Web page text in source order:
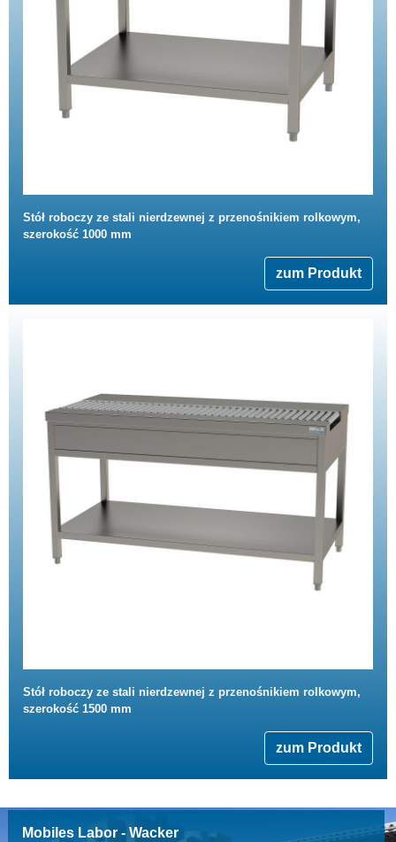
Stół roboczy ze stali nierdzewnej z przenośnikiem rolkowym,
szerokość 1000 mm
zum Produkt
Stół roboczy ze stali nierdzewnej z przenośnikiem rolkowym,
szerokość 1500 mm
zum Produkt
Mobiles Labor - Wacker